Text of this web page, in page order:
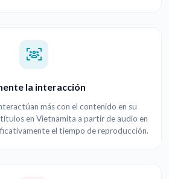
la interacción
más con el contenido en su
en Vietnamita a partir de audio en
el tiempo de reproducción.